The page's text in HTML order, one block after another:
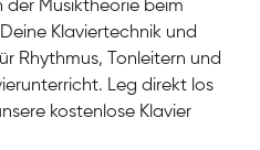
Musiktheorie beim
Klaviertechnik und
Rhythmus, Tonleitern und
Leg direkt los
kostenlose Klavier